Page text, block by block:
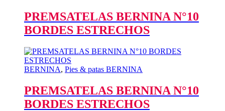
PREMSATELAS BERNINA N°10
BORDES ESTRECHOS
BERNINA, Pies & patas BERNINA
PREMSATELAS BERNINA N°10
BORDES ESTRECHOS